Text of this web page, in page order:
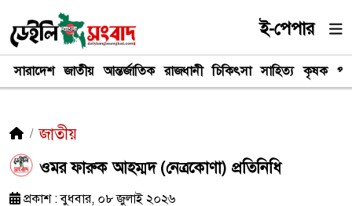
ই-পেপার
সারাদেশ জাতীয় আন্তর্জাতিক রাজধানী চিকিৎসা সাহিত্য কৃষক
জাতীয়
ওমর ফারুক আহম্মদ (নেত্রকোণা) প্রতিনিধি
প্রকাশ : বুধবার, ০৮ জুলাই ২০২৬